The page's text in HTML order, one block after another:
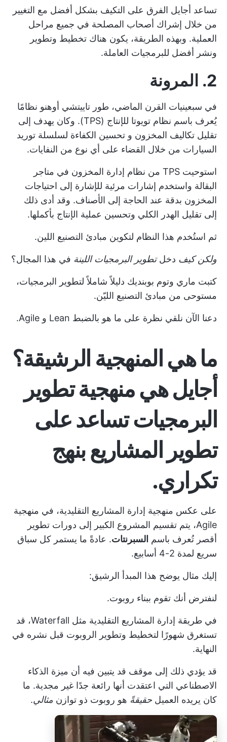
تساعد أجايل الفرق على التكيف بشكل أفضل مع التغيير
من خلال إشراك أصحاب المصلحة في جميع مراحل
العملية. وبهذه الطريقة، يكون هناك تخطيط وتطوير
ونشر أفضل للبرمجيات العاملة.
2. المرونة
في سبعينيات القرن الماضي، طور تاييتشي أوهنو نظامًا
يُعرف باسم نظام تويوتا للإنتاج (TPS). وكان يهدف إلى
تقليل تكاليف المخزون و تحسين الكفاءة لسلسلة توريد
السيارات من خلال القضاء على أي نوع من النفايات.
استوحيت TPS من نظام إدارة المخزون في متاجر
البقالة واستخدم إشارات مرئية للإشارة إلى احتياجات
المخزون بدقة عند الحاجة إلى الأصناف. وقد أدى ذلك
إلى تقليل الهدر الكلي وتحسين عملية الإنتاج بأكملها.
ثم استُخدم هذا النظام لتكوين مبادئ التصنيع اللين.
ولكن كيف دخلتطوير البرمجيات اللينة في هذا المجال؟
كتبت ماري وتوم بوبنديك دليلاً شاملاً لتطوير البرمجيات،
مستوحى من مبادئ التصنيع الليّن.
دعنا الآن نلقي نظرة على ما هو بالضبط Lean و Agile.
ما هي المنهجية الرشيقة؟
أجايل هي منهجية تطوير
البرمجياتتساعد على
تطوير المشاريع بنهج
تكراري.
على عكس منهجية إدارة المشاريع التقليدية، في منهجية
Agile، يتم تقسيم المشروع الكبير إلى دورات تطوير
أقصر تُعرف باسم السبرنتات. عادةً ما يستمر كل سباق
سريع لمدة 2-4 أسابيع.
إليك مثال يوضح هذا المبدأ الرشيق:
لنفترض أنك تقوم ببناء روبوت.
في طريقة إدارة المشاريع التقليدية مثل Waterfall، قد
تستغرق شهورًا لتخطيط وتطوير الروبوت قبل نشره في
النهاية.
قد يؤدي ذلك إلى موقف قد يتبين فيه أن ميزة الذكاء
الاصطناعي التي اعتقدت أنها رائعة جدًا غير مجدية. ما
كان يريده العميل حقيقةً هو روبوت ذو توازن مثالي.